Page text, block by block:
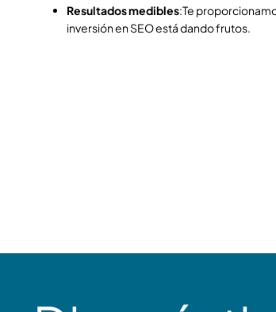
Resultados medibles:Te
inversión en SEO está dando frutos.